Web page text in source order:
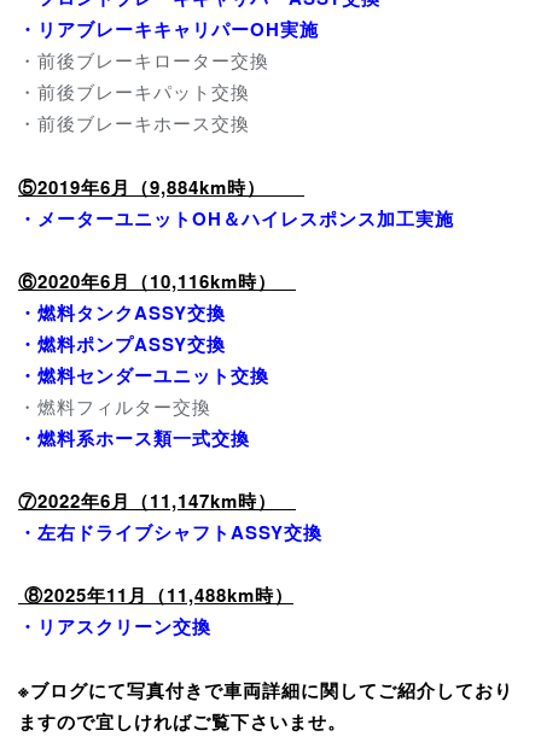
・リアブレーキキャリパーOH実施
・前後ブレーキローター交換
・前後ブレーキパット交換
・前後ブレーキホース交換
⑤2019年6月（9,884km時）
・メーターユニットOH＆ハイレスポンス加工実施
⑥2020年6月（10,116km時）
・燃料タンクASSY交換
・燃料ポンプASSY交換
・燃料センダーユニット交換
・燃料フィルター交換
・燃料系ホース類一式交換
⑦2022年6月（11,147km時）
・左右ドライブシャフトASSY交換
⑧2025年11月（11,488km時）
・リアスクリーン交換
※ブログにて写真付きで車両詳細に関してご紹介しており
ますので宜しければご覧下さいませ。